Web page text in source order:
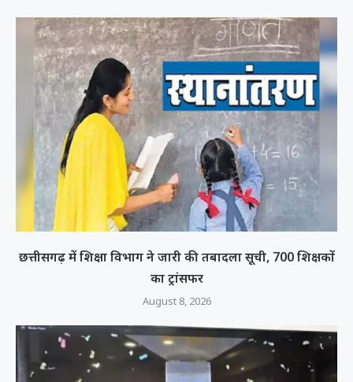
छत्तीसगढ़ में शिक्षा विभाग ने जारी की तबादला सूची, 700 शिक्षकों
का ट्रांसफर
August 8, 2026